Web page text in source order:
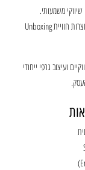
משמעותי.
הן מלוות את הלקוח מהרגע שהמוצר נארז ועד לרגע הפתיחה, ויוצרות חוויית Unboxing
ועיצוב גרפי ייחודי